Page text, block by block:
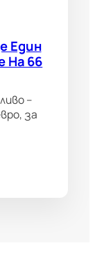
Един
На 66
–
за